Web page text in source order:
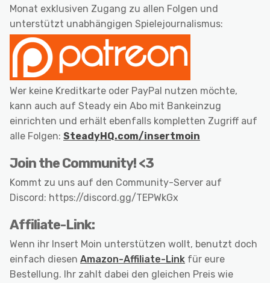
Monat exklusiven Zugang zu allen Folgen und
unterstützt unabhängigen Spielejournalismus:
Wer keine Kreditkarte oder PayPal nutzen möchte,
kann auch auf Steady ein Abo mit Bankeinzug
einrichten und erhält ebenfalls kompletten Zugriff auf
alle Folgen: SteadyHQ.com/insertmoin
Join the Community! <3
Kommt zu uns auf den Community-Server auf
Discord: https://discord.gg/TEPWkGx
Affiliate-Link:
Wenn ihr Insert Moin unterstützen wollt, benutzt doch
einfach diesen Amazon-Affiliate-Link für eure
Bestellung. Ihr zahlt dabei den gleichen Preis wie